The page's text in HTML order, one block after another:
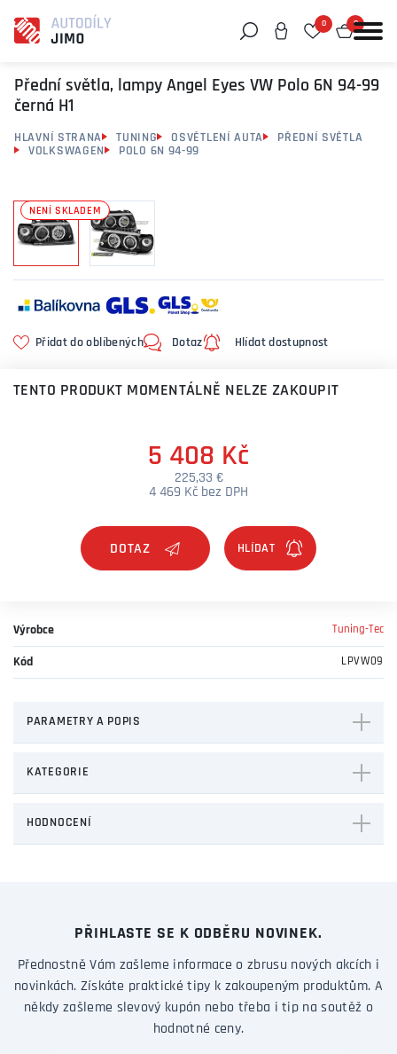
0 0
Přední světla, lampy Angel Eyes VW Polo 6N 94-99
černá H1
HLAVNÍ STRANA TUNING OSVĚTLENÍ AUTA
PŘEDNÍ SVĚTLA
VOLKSWAGEN
POLO 6N 94-99
NENÍ SKLADEM
Přidat do oblíbených Dotaz Hlídat dostupnost
TENTO PRODUKT MOMENTÁLNĚ NELZE ZAKOUPIT
5 408 Kč
225,33 €
4 469 Kč bez DPH
DOTAZ
Výrobce Tuning-Tec
Kód LPVW09
PARAMETRY A POPIS
KATEGORIE
HODNOCENÍ
PŘIHLASTE SE K ODBĚRU NOVINEK.
Přednostně Vám zašleme informace o zbrusu nových akcích i
novinkách. Získáte praktické tipy k zakoupeným produktům. A
někdy zašleme slevový kupón nebo třeba i tip na soutěž o
hodnotné ceny.
Můžeme vám pomoci něco najít?